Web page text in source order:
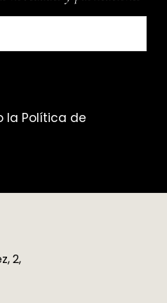
la Política de
2,